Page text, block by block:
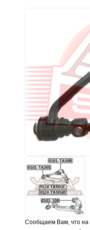
Сообщаем Вам, что на